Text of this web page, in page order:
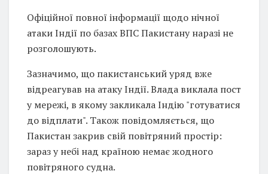
Офіційної повної інформації щодо нічної
атаки Індії по базах ВПС Пакистану наразі не
розголошують.
Зазначимо, що пакистанський уряд вже
відреагував на атаку Індії. Влада виклала пост
у мережі, в якому закликала Індію "готуватися
до відплати". Також повідомляється, що
Пакистан закрив свій повітряний простір:
зараз у небі над країною немає жодного
повітряного судна.